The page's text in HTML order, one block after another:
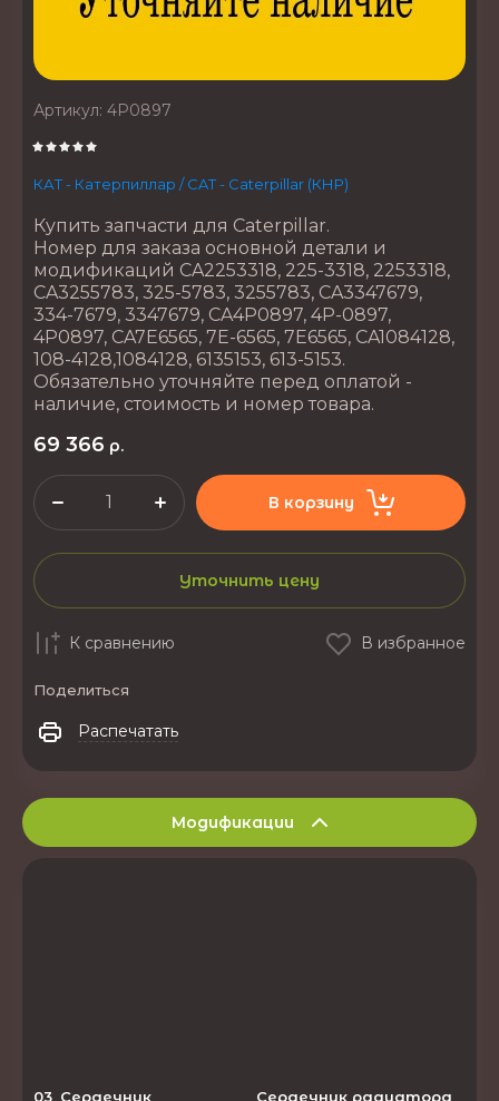
Артикул: 4P0897
КАТ - Катерпиллар / CAT - Caterpillar (КНР)
Купить запчасти для Caterpillar.
Номер для заказа основной детали и
модификаций CA2253318, 225-3318, 2253318,
CA3255783, 325-5783, 3255783, CA3347679,
334-7679, 3347679, CA4P0897, 4P-0897,
4P0897, CA7E6565, 7E-6565, 7E6565, CA1084128,
108-4128,1084128, 6135153, 613-5153.
Обязательно уточняйте перед оплатой -
наличие, стоимость и номер товара.
69 366 р.
В корзину
Уточнить цену
К сравнению В избранное
Поделиться
Распечатать
Модификации
03_Сердечник
Сердечник радиатора